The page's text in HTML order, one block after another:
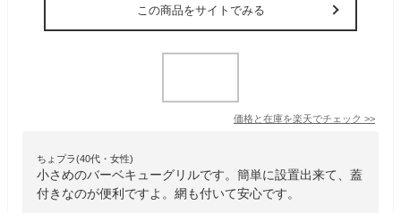
この商品をサイトでみる
価格と在庫を楽天でチェック >>
ちょプラ(40代・女性)
小さめのバーベキューグリルです。簡単に設置出来て、蓋
付きなのが便利ですよ。網も付いて安心です。